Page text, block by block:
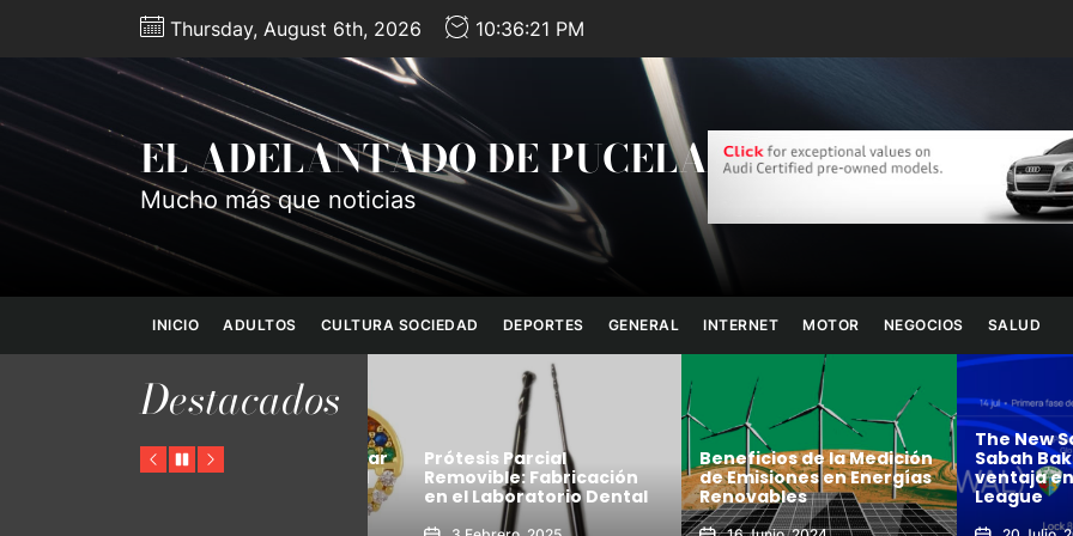
content
Thursday, August 6th, 2026 10:36:21 PM
EL ADELANTADO DE PUCELA
Mucho más que noticias
INICIO ADULTOS CULTURA SOCIEDAD DEPORTES GENERAL INTERNET MOTOR NEGOCIOS SALUD
Destacados
Previous
PauseNext
Errores comunes al iniciar
un negocio de joyería al
Prótesis Parcial
Removible: Fabricación
en el Laboratorio Dental
Beneficios de la Medición
de Emisiones en Energías
Renovables
The New
Sabah Baku y
ventaja en la
League